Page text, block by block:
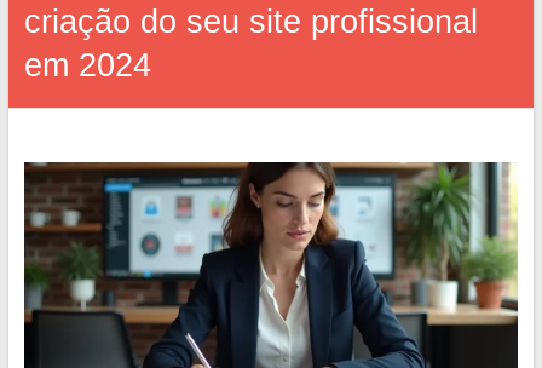
criação do seu site profissional
em 2024